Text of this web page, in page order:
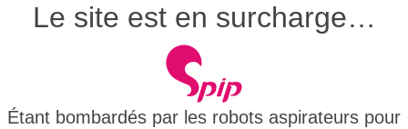
Le site est en surcharge…
Étant bombardés par les robots aspirateurs pour